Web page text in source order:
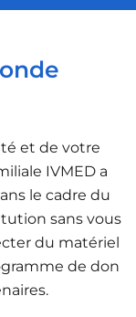
et de votre
IVMED a
le cadre du
sans vous
du matériel
de don